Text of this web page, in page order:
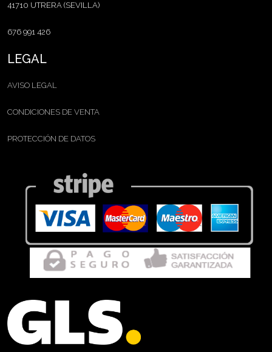
41710 UTRERA (SEVILLA)
676 991 426
LEGAL
AVISO LEGAL
CONDICIONES DE VENTA
PROTECCIÓN DE DATOS